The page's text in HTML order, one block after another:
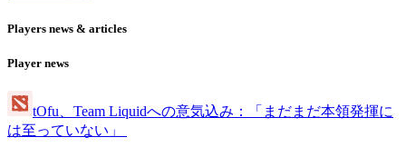
Players news & articles
Player news
tOfu、Team Liquidへの意気込み：「まだまだ本領発揮に
は至っていない」